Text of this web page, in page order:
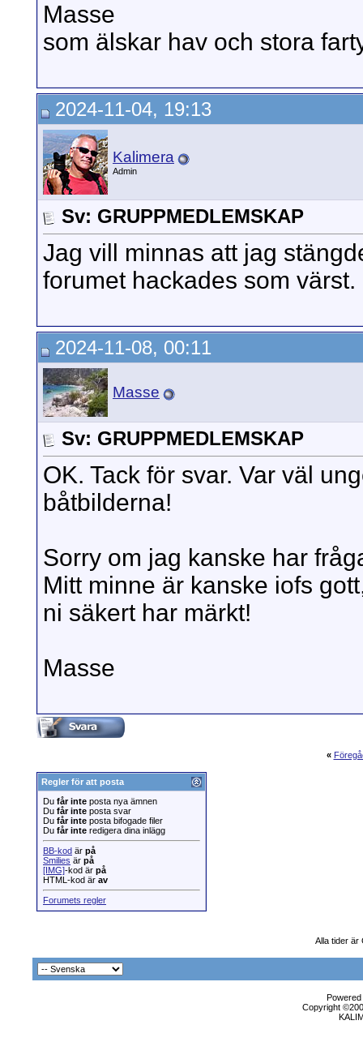
Masse
som älskar hav och stora
2024-11-04, 19:13
Kalimera
Admin
Sv: GRUPPMEDLEMSKAP
Jag vill minnas att jag
forumet hackades som värst.
2024-11-08, 00:11
Masse
Sv: GRUPPMEDLEMSKAP
OK. Tack för svar. Var väl
båtbilderna!
Sorry om jag kanske har
Mitt minne är kanske iofs
ni säkert har märkt!
Masse
«
Regler för att posta
Du får inte posta nya ämnen
Du får inte posta svar
Du får inte posta bifogade filer
Du får inte redigera dina inlägg
BB-kod är på
Smilies är på
[IMG]-kod är på
HTML-kod är av
Forumets regler
Alla tider är
Copyright